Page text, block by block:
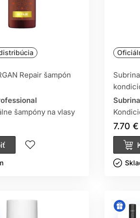
Repair šampón
šampóny na vlasy
7.70 €